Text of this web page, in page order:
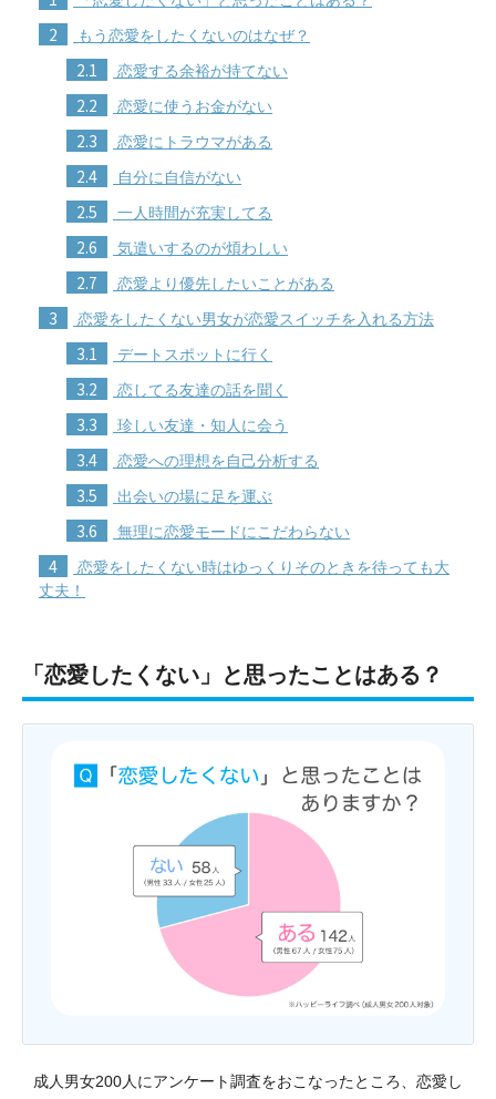
2 もう恋愛をしたくないのはなぜ？
2.1 恋愛する余裕が持てない
2.2 恋愛に使うお金がない
2.3 恋愛にトラウマがある
2.4 自分に自信がない
2.5 一人時間が充実してる
2.6 気遣いするのが煩わしい
2.7 恋愛より優先したいことがある
3 恋愛をしたくない男女が恋愛スイッチを入れる方法
3.1 デートスポットに行く
3.2 恋してる友達の話を聞く
3.3 珍しい友達・知人に会う
3.4 恋愛への理想を自己分析する
3.5 出会いの場に足を運ぶ
3.6 無理に恋愛モードにこだわらない
4
恋愛をしたくない時はゆっくりそのときを待っても大
丈夫！
「恋愛したくない」と思ったことはある？
成人男女200人にアンケート調査をおこなったところ、恋愛し